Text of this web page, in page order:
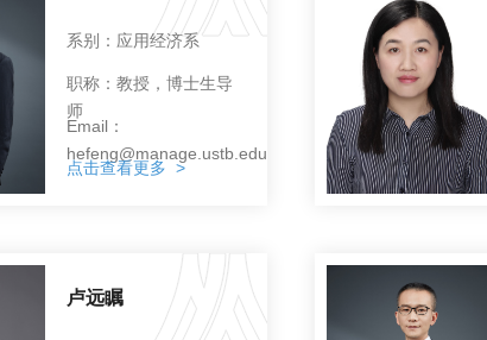
系别：应用经济系
职称：教授，博士生导
师
Email：
hefeng@manage.ustb.edu.cn
点击查看更多 >
卢远瞩